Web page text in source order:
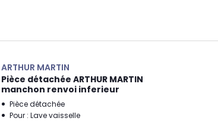
ARTHUR MARTIN
Pièce détachée ARTHUR MARTIN
manchon renvoi inferieur
Pièce détachée
Pour : Lave vaisselle